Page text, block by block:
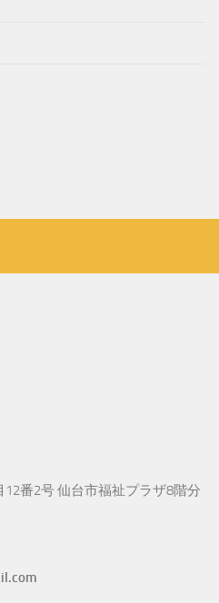
番2号 仙台市福祉プラザ8階分